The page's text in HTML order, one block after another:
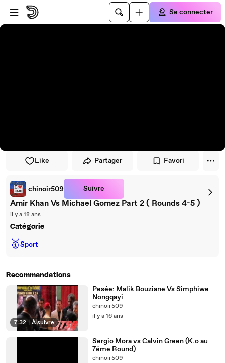
Passer au player
Passer au contenu principal
Se connecter
Like Partager Favori
chinoir509 Suivre
Amir Khan Vs Michael Gomez Part 2 ( Rounds 4-5 )
il y a 18 ans
Catégorie
🥇Sport
Recommandations
7:32 À suivre
Pesée: Malik Bouziane Vs Simphiwe
Nongqayi
chinoir509
il y a 16 ans
Sergio Mora vs Calvin Green (K.o au
7éme Round)
chinoir509